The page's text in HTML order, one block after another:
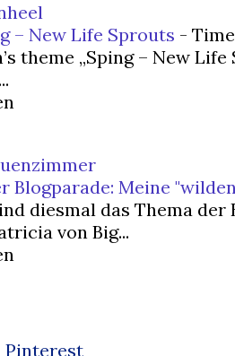
– New Life Sprouts -
theme „Sping – New
Blogparade: Meine
diesmal das Thema der
von Big...
Pinterest